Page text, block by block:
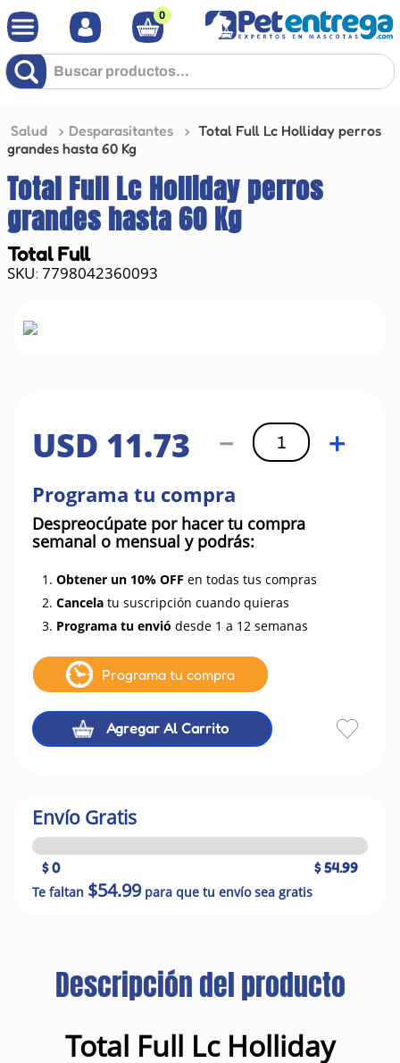
0
Buscar productos...
Salud Desparasitantes
Total Full Lc Holliday perros
grandes hasta 60 Kg
Total Full Lc Holliday perros
grandes hasta 60 Kg
Total Full
: 7798042360093
USD 11.73 ＋
－
Programa tu compra
Despreocúpate por hacer tu compra
semanal o mensual y podrás:
1. Obtener un 10% OFF en todas tus compras
2. Cancela tu suscripción cuando quieras
3. Programa tu envió desde 1 a 12 semanas
Programa tu compra
Agregar Al Carrito
Envío Gratis
$ 0 $ 54.99
Te faltan $54.99para que tu envío sea gratis
Descripción del producto
Total Full Lc Holliday